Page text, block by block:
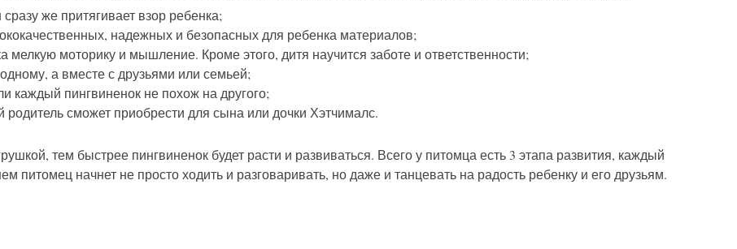
же притягивает взор ребенка;
надежных и безопасных для ребенка материалов;
мелкую моторику и мышление. Кроме этого, дитя научится заботе и ответственности;
а вместе с друзьями или семьей;
каждый пингвиненок не похож на другого;
сможет приобрести для сына или дочки Хэтчималс.
тем быстрее пингвиненок будет расти и развиваться. Всего у питомца есть 3 этапа развития, каждый
питомец начнет не просто ходить и разговаривать, но даже и танцевать на радость ребенку и его друзьям.